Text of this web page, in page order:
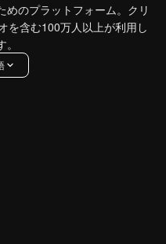
のプラットフォーム。クリ
を含む100万人以上が利用し